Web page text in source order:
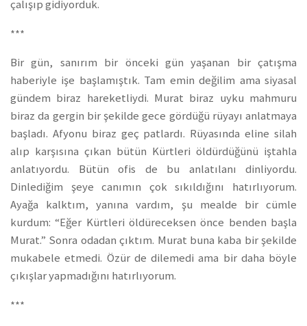
çalışıp gidiyorduk.
***
Bir gün, sanırım bir önceki gün yaşanan bir çatışma
haberiyle işe başlamıştık. Tam emin değilim ama siyasal
gündem biraz hareketliydi. Murat biraz uyku mahmuru
biraz da gergin bir şekilde gece gördüğü rüyayı anlatmaya
başladı. Afyonu biraz geç patlardı. Rüyasında eline silah
alıp karşısına çıkan bütün Kürtleri öldürdüğünü iştahla
anlatıyordu. Bütün ofis de bu anlatılanı dinliyordu.
Dinlediğim şeye canımın çok sıkıldığını hatırlıyorum.
Ayağa kalktım, yanına vardım, şu mealde bir cümle
kurdum: “Eğer Kürtleri öldüreceksen önce benden başla
Murat.” Sonra odadan çıktım. Murat buna kaba bir şekilde
mukabele etmedi. Özür de dilemedi ama bir daha böyle
çıkışlar yapmadığını hatırlıyorum.
***